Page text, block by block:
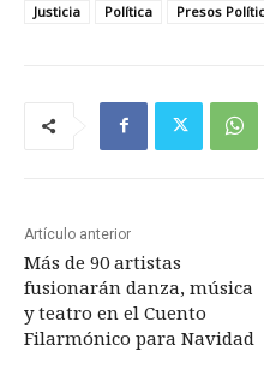
Justicia
Política Presos
Artículo anterior
Más de 90 artistas
fusionarán danza, música
y teatro en el Cuento
Filarmónico para Navidad